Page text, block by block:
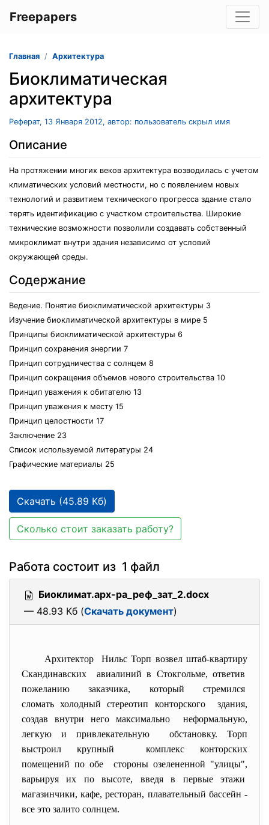
Freepapers
Главная Архитектура
Биоклиматическая
архитектура
Реферат, 13 Января 2012, автор: пользователь скрыл имя
Описание
На протяжении многих веков архитектура возводилась с учетом
климатических условий местности, но с появлением новых
технологий и развитием технического прогресса здание стало
терять идентификацию с участком строительства. Широкие
технические возможности позволили создавать собственный
микроклимат внутри здания независимо от условий
окружающей среды.
Содержание
Ведение. Понятие биоклиматической архитектуры 3
Изучение биоклиматической архитектуры в мире 5
Принципы биоклиматической архитектуры 6
Принцип сохранения энергии 7
Принцип сотрудничества с солнцем 8
Принцип сокращения объемов нового строительства 10
Принцип уважения к обитателю 13
Принцип уважения к месту 15
Принцип целостности 17
Заключение 23
Список используемой литературы 24
Графические материалы 25
Скачать (45.89 Кб)
Сколько стоит заказать работу?
Работа состоит из 1 файл
Биоклимат.арх-ра_реф_зат_2.docx
— 48.93 Кб (Скачать документ)
Архитектор Нильс Торп возвел штаб-квартиру
Скандинавских авиалиний в Стокгольме, ответив
пожеланию заказчика, который стремился
сломать холодный стереотип конторского здания,
создав внутри него максимально неформальную,
легкую и привлекательную обстановку. Торп
выстроил крупный комплекс конторских
помещений по обе стороны озелененной "улицы",
варьируя их по высоте, введя в первые этажи
магазинчики, кафе, ресторан, плавательный бассейн -
все это залито солнцем.